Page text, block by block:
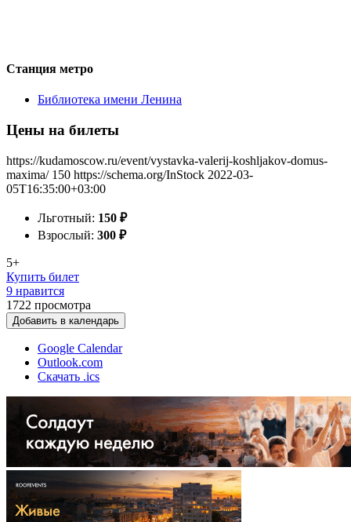
Станция метро
Библиотека имени Ленина
Цены на билеты
https://kudamoscow.ru/event/vystavka-valerij-koshljakov-domus-
maxima/ 150 https://schema.org/InStock 2022-03-
05T16:35:00+03:00
Льготный: 150 ₽
Взрослый: 300 ₽
5+
Купить билет
9 нравится
1722 просмотра
Добавить в календарь
Google Calendar
Outlook.com
Скачать .ics